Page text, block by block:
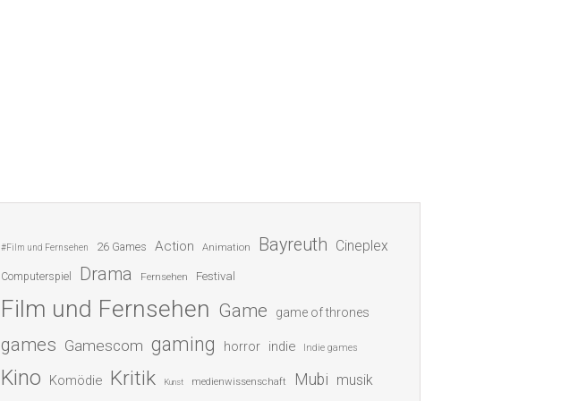
#Film und Fernsehen 26 Games Action Animation Bayreuth Cineplex
Computerspiel Drama Fernsehen Festival
Film und Fernsehen Game game of thrones
games Gamescom gaming horror indie Indie games
Kino Komödie Kritik Kunst medienwissenschaft Mubi musik